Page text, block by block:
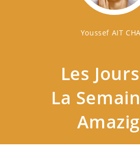
Youssef AIT
Les
La